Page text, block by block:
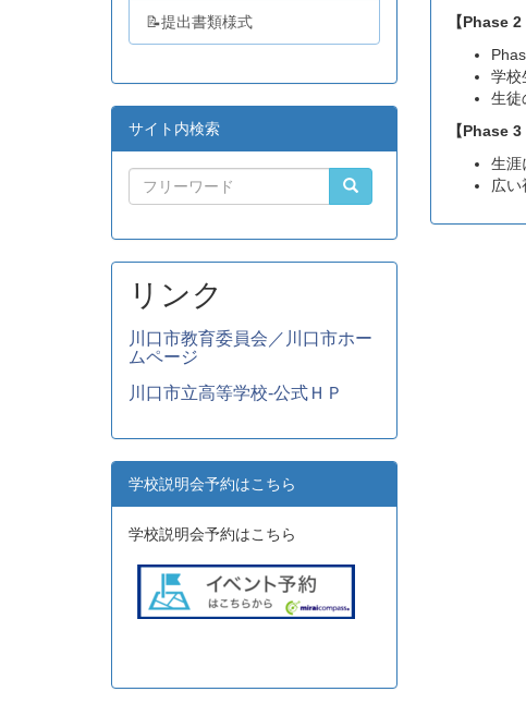
【Phase
学校
生徒
【Phase
生涯
広い
📝提出書類様式
サイト内検索
リンク
川口市教育委員会／川口市ホー
ムページ
川口市立高等学校-公式ＨＰ
学校説明会予約はこちら
学校説明会予約はこちら